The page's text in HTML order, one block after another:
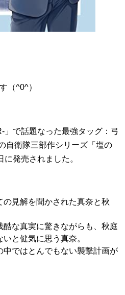
（^0^）
」で話題なった最強タッグ：弓
自衛隊三部作シリーズ「塩の
発売されました。
の見解を聞かされた真奈と秋
酷な真実に驚きながらも、秋庭
と健気に思う真奈。
中ではとんでもない襲撃計画が